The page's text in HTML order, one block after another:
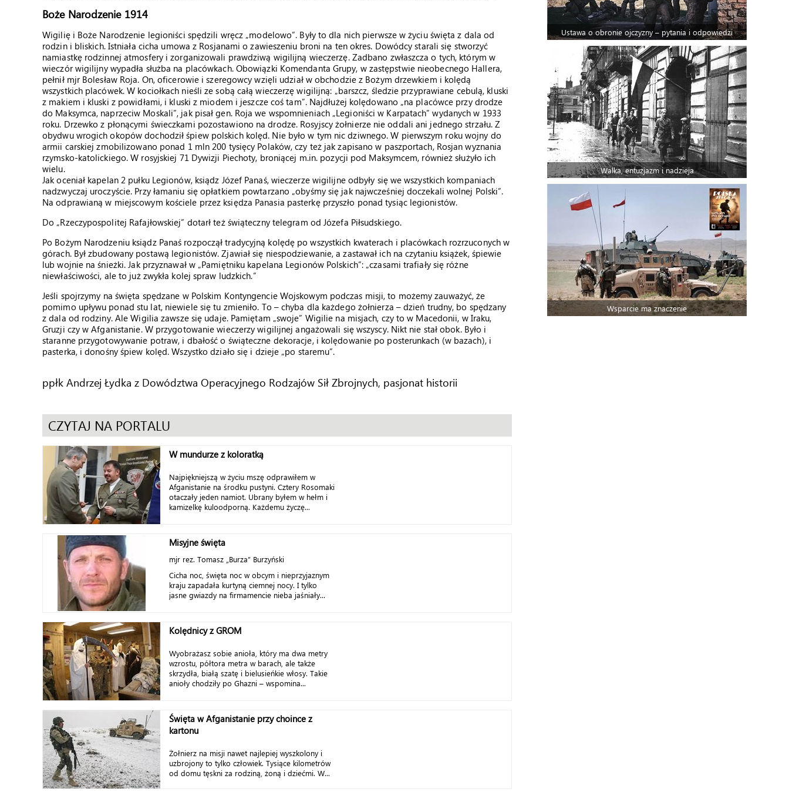
Boże Narodzenie 1914
Wigilię i Boże Narodzenie legioniści spędzili wręcz „modelowo”. Były to dla nich pierwsze w życiu święta z dala od
rodzin i bliskich. Istniała cicha umowa z Rosjanami o zawieszeniu broni na ten okres. Dowódcy starali się stworzyć
namiastkę rodzinnej atmosfery i zorganizowali prawdziwą wigilijną wieczerzę. Zadbano zwłaszcza o tych, którym w
wieczór wigilijny wypadła służba na placówkach. Obowiązki Komendanta Grupy, w zastępstwie nieobecnego Hallera,
pełnił mjr Bolesław Roja. On, oficerowie i szeregowcy wzięli udział w obchodzie z Bożym drzewkiem i kolędą
wszystkich placówek. W kociołkach nieśli ze sobą całą wieczerzę wigilijną: „barszcz, śledzie przyprawiane cebulą, kluski
z makiem i kluski z powidłami, i kluski z miodem i jeszcze coś tam”. Najdłużej kolędowano „na placówce przy drodze
do Maksymca, naprzeciw Moskali”, jak pisał gen. Roja we wspomnieniach „Legioniści w Karpatach” wydanych w 1933
roku. Drzewko z płonącymi świeczkami pozostawiono na drodze. Rosyjscy żołnierze nie oddali ani jednego strzału. Z
obydwu wrogich okopów dochodził śpiew polskich kolęd. Nie było w tym nic dziwnego. W pierwszym roku wojny do
armii carskiej zmobilizowano ponad 1 mln 200 tysięcy Polaków, czy też jak zapisano w paszportach, Rosjan wyznania
rzymsko-katolickiego. W rosyjskiej 71 Dywizji Piechoty, broniącej m.in. pozycji pod Maksymcem, również służyło ich
wielu.
Jak oceniał kapelan 2 pułku Legionów, ksiądz Józef Panaś, wieczerze wigilijne odbyły się we wszystkich kompaniach
nadzwyczaj uroczyście. Przy łamaniu się opłatkiem powtarzano „obyśmy się jak najwcześniej doczekali wolnej Polski”.
Na odprawianą w miejscowym kościele przez księdza Panasia pasterkę przyszło ponad tysiąc legionistów.
Do „Rzeczypospolitej Rafajłowskiej” dotarł też świąteczny telegram od Józefa Piłsudskiego.
Po Bożym Narodzeniu ksiądz Panaś rozpoczął tradycyjną kolędę po wszystkich kwaterach i placówkach rozrzuconych w
górach. Był zbudowany postawą legionistów. Zjawiał się niespodziewanie, a zastawał ich na czytaniu książek, śpiewie
lub wojnie na śnieżki. Jak przyznawał w „Pamiętniku kapelana Legionów Polskich”: „czasami trafiały się różne
niewłaściwości, ale to już zwykła kolej spraw ludzkich.”
Jeśli spojrzymy na święta spędzane w Polskim Kontyngencie Wojskowym podczas misji, to możemy zauważyć, że
pomimo upływu ponad stu lat, niewiele się tu zmieniło. To – chyba dla każdego żołnierza – dzień trudny, bo spędzany
z dala od rodziny. Ale Wigilia zawsze się udaje. Pamiętam „swoje” Wigilie na misjach, czy to w Macedonii, w Iraku,
Gruzji czy w Afganistanie. W przygotowanie wieczerzy wigilijnej angażowali się wszyscy. Nikt nie stał obok. Było i
staranne przygotowywanie potraw, i dbałość o świąteczne dekoracje, i kolędowanie po posterunkach (w bazach), i
pasterka, i donośny śpiew kolęd. Wszystko działo się i dzieje „po staremu”.
ppłk Andrzej Łydka z Dowództwa Operacyjnego Rodzajów Sił Zbrojnych, pasjonat historii
CZYTAJ NA PORTALU
W mundurze z koloratką
Najpiękniejszą w życiu mszę odprawiłem w
Afganistanie na środku pustyni. Cztery Rosomaki
otaczały jeden namiot. Ubrany byłem w hełm i
kamizelkę kuloodporną. Każdemu życzę...
Misyjne święta
mjr rez. Tomasz „Burza” Burzyński
Cicha noc, święta noc w obcym i nieprzyjaznym
kraju zapadała kurtyną ciemnej nocy. I tylko
jasne gwiazdy na firmamencie nieba jaśniały...
Kolędnicy z GROM
Wyobrażasz sobie anioła, który ma dwa metry
wzrostu, półtora metra w barach, ale także
skrzydła, białą szatę i bielusieńkie włosy. Takie
anioły chodziły po Ghazni – wspomina...
Święta w Afganistanie przy choince z
kartonu
Żołnierz na misji nawet najlepiej wyszkolony i
uzbrojony to tylko człowiek. Tysiące kilometrów
od domu tęskni za rodziną, żoną i dziećmi. W...
Ustawa o obronie ojczyzny – pytania i odpowiedzi
Walka, entuzjazm i nadzieja
Wsparcie ma znaczenie